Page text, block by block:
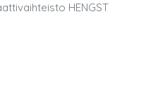
HENGST